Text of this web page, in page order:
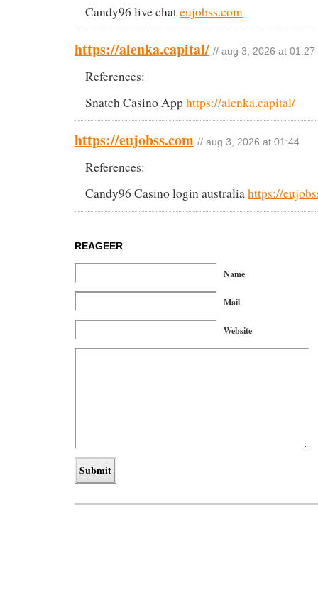
Candy96 live chateujobss.com
https://alenka.capital/ // aug 3, 2026 at 01:27
References:
Snatch Casino Apphttps://alenka.capital/
https://eujobss.com // aug 3, 2026 at 01:44
References:
Candy96 Casino login australia https://
REAGEER
Name
Mail
Website